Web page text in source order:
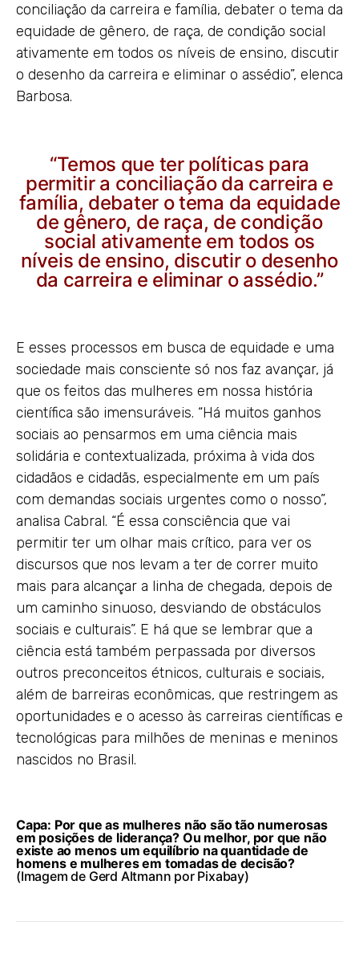
conciliação da carreira e família, debater o tema da
equidade de gênero, de raça, de condição social
ativamente em todos os níveis de ensino, discutir
o desenho da carreira e eliminar o assédio”, elenca
Barbosa.
“Temos que ter políticas para
permitir a conciliação da carreira e
família, debater o tema da equidade
de gênero, de raça, de condição
social ativamente em todos os
níveis de ensino, discutir o desenho
da carreira e eliminar o assédio.”
E esses processos em busca de equidade e uma
sociedade mais consciente só nos faz avançar, já
que os feitos das mulheres em nossa história
científica são imensuráveis. “Há muitos ganhos
sociais ao pensarmos em uma ciência mais
solidária e contextualizada, próxima à vida dos
cidadãos e cidadãs, especialmente em um país
com demandas sociais urgentes como o nosso”,
analisa Cabral. “É essa consciência que vai
permitir ter um olhar mais crítico, para ver os
discursos que nos levam a ter de correr muito
mais para alcançar a linha de chegada, depois de
um caminho sinuoso, desviando de obstáculos
sociais e culturais”. E há que se lembrar que a
ciência está também perpassada por diversos
outros preconceitos étnicos, culturais e sociais,
além de barreiras econômicas, que restringem as
oportunidades e o acesso às carreiras científicas e
tecnológicas para milhões de meninas e meninos
nascidos no Brasil.
Capa: Por que as mulheres não são tão numerosas
em posições de liderança? Ou melhor, por que não
existe ao menos um equilíbrio na quantidade de
homens e mulheres em tomadas de decisão?
(Imagem de Gerd Altmann por Pixabay)